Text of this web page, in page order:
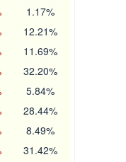
1.17%
12.21%
11.69%
32.20%
5.84%
28.44%
8.49%
31.42%